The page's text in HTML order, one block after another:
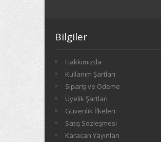
Bilgiler
Hakkımızda
Kullanım Şartları
Sipariş ve Ödeme
Üyelik Şartları
Güvenlik İlkeleri
Satış Sözleşmesi
Karacan Yayınları